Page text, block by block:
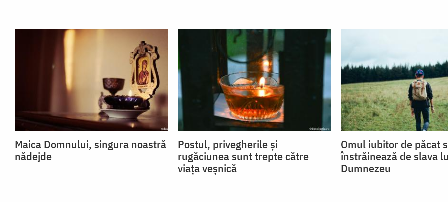
Maica Domnului, singura noastră
nădejde
Postul, privegherile și
rugăciunea sunt trepte către
viața veșnică
Omul iubitor de păcat
înstrăinează de slava
Dumnezeu